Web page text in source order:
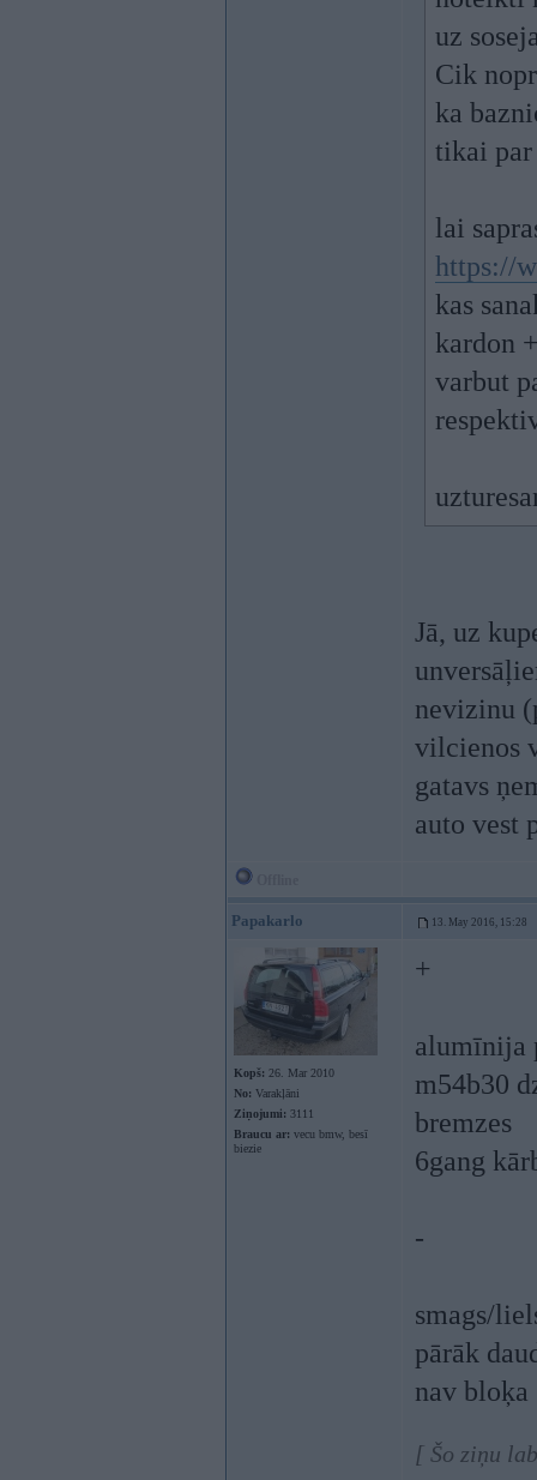
uz
Cik
ka
tikai
lai
https://
kas
kardon
varbut
Jā, uz
nevizinu
vilcienos
gatavs
auto vest
Papakarlo 13. May 2016, 15:28
Kopš: 26. Mar 2010
No: Varakļāni
Ziņojumi: 3111
Braucu ar: vecu bmw, besī
biezie
+
alumīnija
m54b30
bremzes
6gang
-
smags/
pārāk
nav
[ Šo ziņu